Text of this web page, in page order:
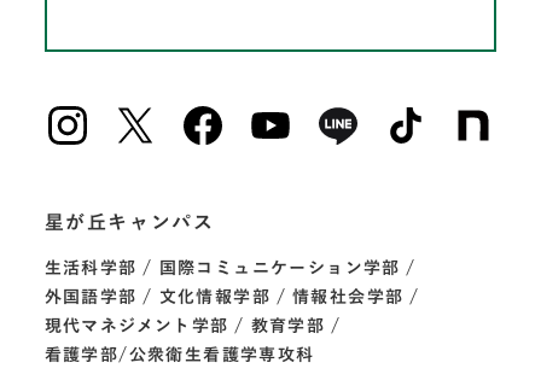
星が丘キャンパス
生活科学部
国際コミュニケーション学部
外国語学部
文化情報学部
情報社会学部
現代マネジメント学部
教育学部
看護学部/公衆衛生看護学専攻科